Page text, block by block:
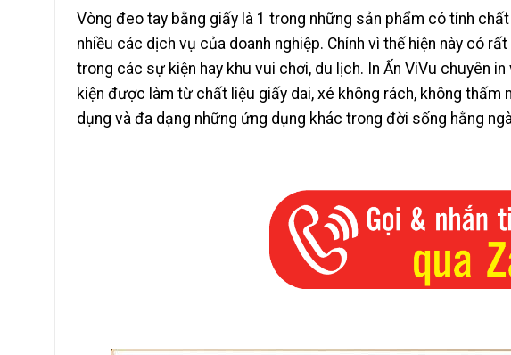
Vòng đeo tay bằng giấy là 1 trong những sản phẩm có tính
nhiều các dịch vụ của doanh nghiệp. Chính vì thế hiện này có
trong các sự kiện hay khu vui chơi, du lịch. In Ấn ViVu chuyên
kiện được làm từ chất liệu giấy dai, xé không rách, không
dụng và đa dạng những ứng dụng khác trong đời sống hằng